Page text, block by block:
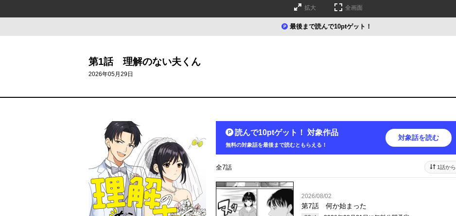
拡大 全画面
最後まで読んで10ptゲット！
第1話 理解のない夫くん
2026年05月29日
読んで10ptゲット！ 対象作品
無料の対象話を最後まで読むともらえる！
対象話を読む
全7話 1話から
2026/08/02
第7話 何か始まった